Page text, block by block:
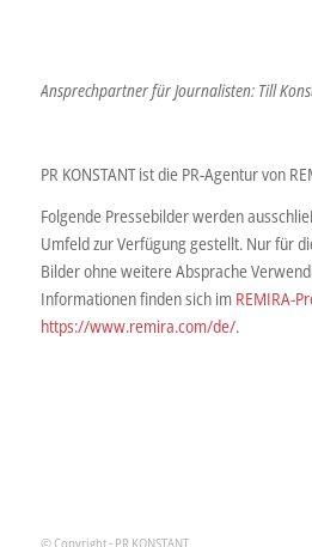
Ansprechpartner für Journalisten: Till
PR KONSTANT ist die PR-Agentur von
Folgende Pressebilder werden
Umfeld zur Verfügung gestellt. Nur für
Bilder ohne weitere Absprache
Informationen finden sich im REMIRA-
https://www.remira.com/de/.
© Copyright - PR KONSTANT